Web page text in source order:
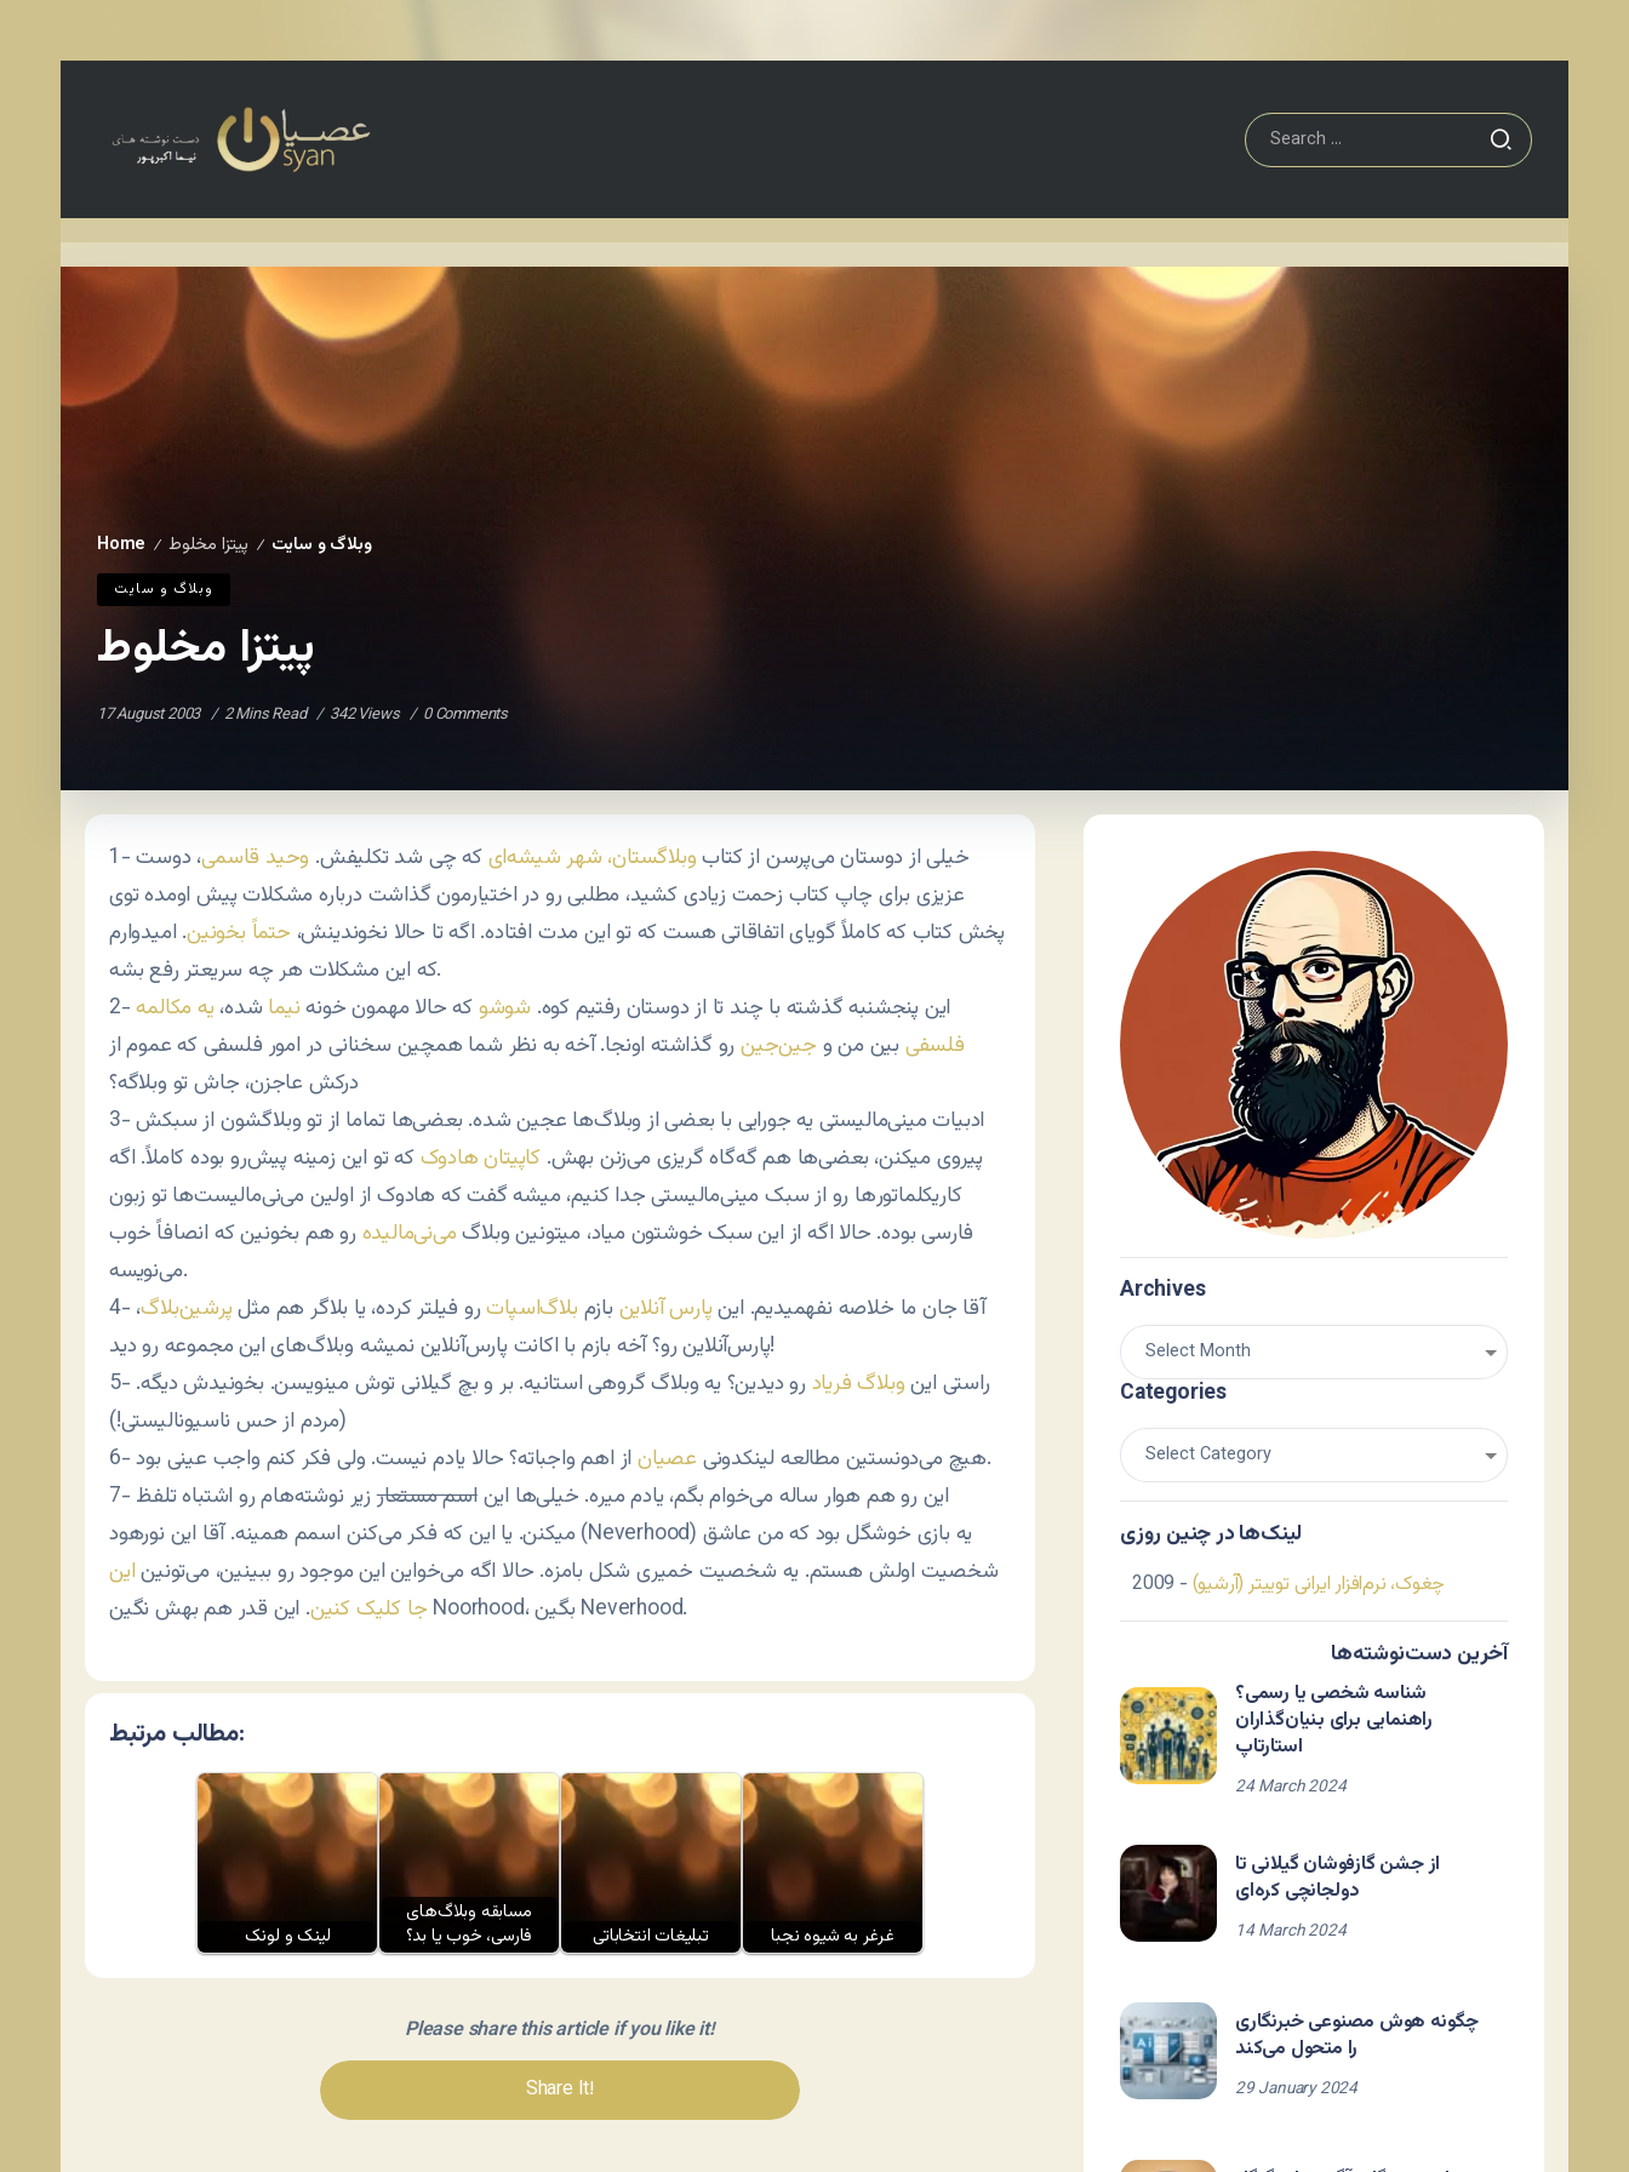
Home / وبلاگ و سايت / پیتزا مخلوط
وبلاگ و سايت
پیتزا مخلوط
17 August 2003 2 Mins Read 342 Views 0 Comments
1- خیلی از دوستان می‌پرسن از کتابوبلاگستان، شهر شیشه‌ایکه چی شد تکلیفش. وحید قاسمی، دوست
عزیزی برای چاپ کتاب زحمت زیادی کشید، مطلبی رو در اختیارمون گذاشت درباره مشکلات پیش اومده توی
پخش کتاب که کاملاً گویای اتفاقاتی هست که تو این مدت افتاده. اگه تا حالا نخوندینش، حتماً بخونین. امیدوارم
که این مشکلات هر چه سریعتر رفع بشه.
2- این پنجشنبه گذشته با چند تا از دوستان رفتیم کوه. شوشوکه حالا مهمون خونهنیما شده، یه مکالمه
فلسفی بین من و جین‌جین رو گذاشته اونجا. آخه به نظر شما همچین سخنانی در امور فلسفی که عموم از
درکش عاجزن، جاش تو وبلاگه؟
3- ادبیات مینی‌مالیستی یه جورایی با بعضی از وبلاگ‌ها عجین شده. بعضی‌ها تماما از تو وبلاگشون از سبکش
پیروی میکنن، بعضی‌ها هم گه‌گاه گریزی می‌زنن بهش. کاپیتان هادوککه تو این زمینه پیش‌رو بوده کاملاً. اگه
کاریکلماتور‌ها رو از سبک مینی‌مالیستی جدا کنیم، میشه گفت که هادوک از اولین می‌نی‌مالیست‌ها تو زبون
فارسی بوده. حالا اگه از این سبک خوشتون میاد، میتونین وبلاگمی‌نی‌مالیده رو هم بخونین که انصافاً خوب
می‌نویسه.
4- آقا جان ما خلاصه نفهمیدیم. اینپارس آنلاین بازم بلاگ‌اسپاترو فیلتر کرده، یا بلاگر هم مثلپرشین‌بلاگ،
پارس‌آنلاین رو؟ آخه بازم با اکانت پارس‌آنلاین نمیشه وبلاگ‌های این مجموعه رو دید!
5- راستی اینوبلاگ فریاد رو دیدین؟ یه وبلاگ گروهی استانیه. بر و بچ گیلانی توش مینویسن. بخونیدش دیگه.
(مردم از حس ناسیونالیستی!)
6- هیچ می‌دونستین مطالعه لینکدونی عصیان
از اهم واجباته؟ حالا یادم نیست. ولی فکر کنم واجب عینی بود.
7- این رو هم هوار ساله می‌خوام بگم، یادم میره. خیلی‌ها ایناسم مستعارزیر نوشته‌هام رو اشتباه تلفظ
میکنن. یا این که فکر می‌کنن اسمم همینه. آقا این نورهود (Neverhood) یه بازی خوشگل بود که من عاشق
شخصیت اولش هستم. یه شخصیت خمیری شکل بامزه. حالا اگه می‌خواین این موجود رو ببینین، می‌تونیناین
جا کلیک کنین
. این قدر هم بهش نگین Noorhood، بگین Neverhood.
مطالب مرتبط:
لینک و لونک
مسابقه وبلاگ‌های
فارسی، خوب یا بد؟
تبلیغات انتخاباتی غرغر به شیوه نجبا
Please share this article if you like it!
Share It!
Archives
Categories
لینک‌ها در چنین روزی
چغوک، نرم‌افزار ایرانی توییتر (آرشیو) - 2009
آخرین دست‌نوشته‌ها
شناسه شخصی یا رسمی؟
راهنمایی برای بنیان‌گذاران
استارتاپ
24 March 2024
از جشن گازفوشان گیلانی تا
دولجانچی کره‌ای
14 March 2024
چگونه هوش مصنوعی خبرنگاری
را متحول می‌کند
29 January 2024